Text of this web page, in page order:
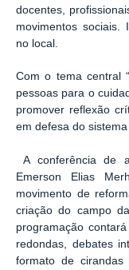
docentes,
movimentos sociais.
no local.
Com o tema central
pessoas para o
promover reflexão
em defesa do
A conferência de
Emerson Elias
movimento de
criação do campo
programação
redondas, debates
formato de cirandas